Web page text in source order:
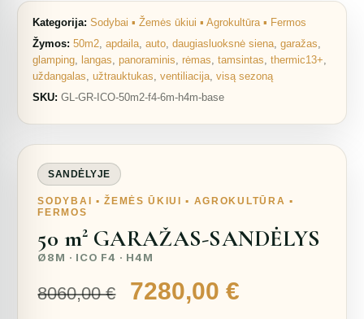
Kategorija: Sodybai ▪︎ Žemės ūkiui ▪︎ Agrokultūra ▪︎ Fermos
Žymos: 50m2 ,apdaila ,auto ,daugiasluoksnė siena ,garažas
glamping
langas ,panoraminis ,rėmas ,tamsintas ,thermic13+
uždangalas ,užtrauktukas ,ventiliacija ,visą sezoną
SKU: GL-GR-ICO-50m2-f4-6m-h4m-base
SANDĖLYJE
SODYBAI ▪︎ ŽEMĖS ŪKIUI ▪︎ AGROKULTŪRA ▪︎
FERMOS
50 m² GARAŽAS-SANDĖLYS
Ø8M · ICO F4 · H4M
8060,00€
Original
7280,00€